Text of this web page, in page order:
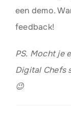
een demo.
feedback!
PS. Mocht je
Digital Chefs
😉